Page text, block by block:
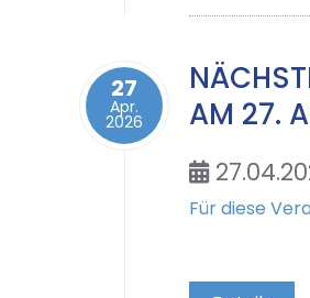
27
Apr.
2026
AM 27.
Für diese